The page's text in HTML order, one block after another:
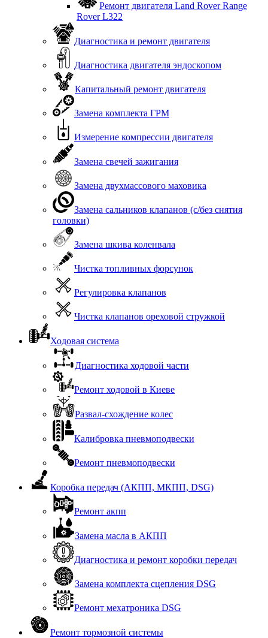
Ремонт двигателя Land Rover Range
Rover L322
Диагностика и ремонт двигателя
Диагностика двигателя эндоскопом
Капитальный ремонт двигателя
Замена комплекта ГРМ
Измерение компрессии двигателя
Замена свечей зажигания
Замена двухмассового маховика
Замена сальников клапанов (с/без снятия
головки)
Замена шкива коленвала
Чистка топливных форсунок
Регулировка клапанов
Чистка клапанов ореховой стружкой
Ходовая система
Диагностика ходовой части
Ремонт ходовой в Киеве
Развал-схождение колес
Калибровка пневмоподвески
Ремонт пневмоподвески
Коробка передач (АКПП, МКПП, DSG)
Ремонт акпп
Замена масла в АКПП
Диагностика и ремонт коробки передач
Замена комплекта сцепления DSG
Ремонт мехатроника DSG
Ремонт тормозной системы